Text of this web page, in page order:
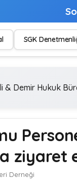
SGK
Demir Hukuk
ziyaret
Derneği